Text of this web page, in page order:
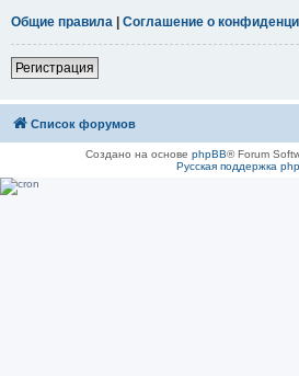
Общие правила | Соглашение о
Регистрация
Список форумов
Создано на основе phpBB® Forum
Русская поддержка